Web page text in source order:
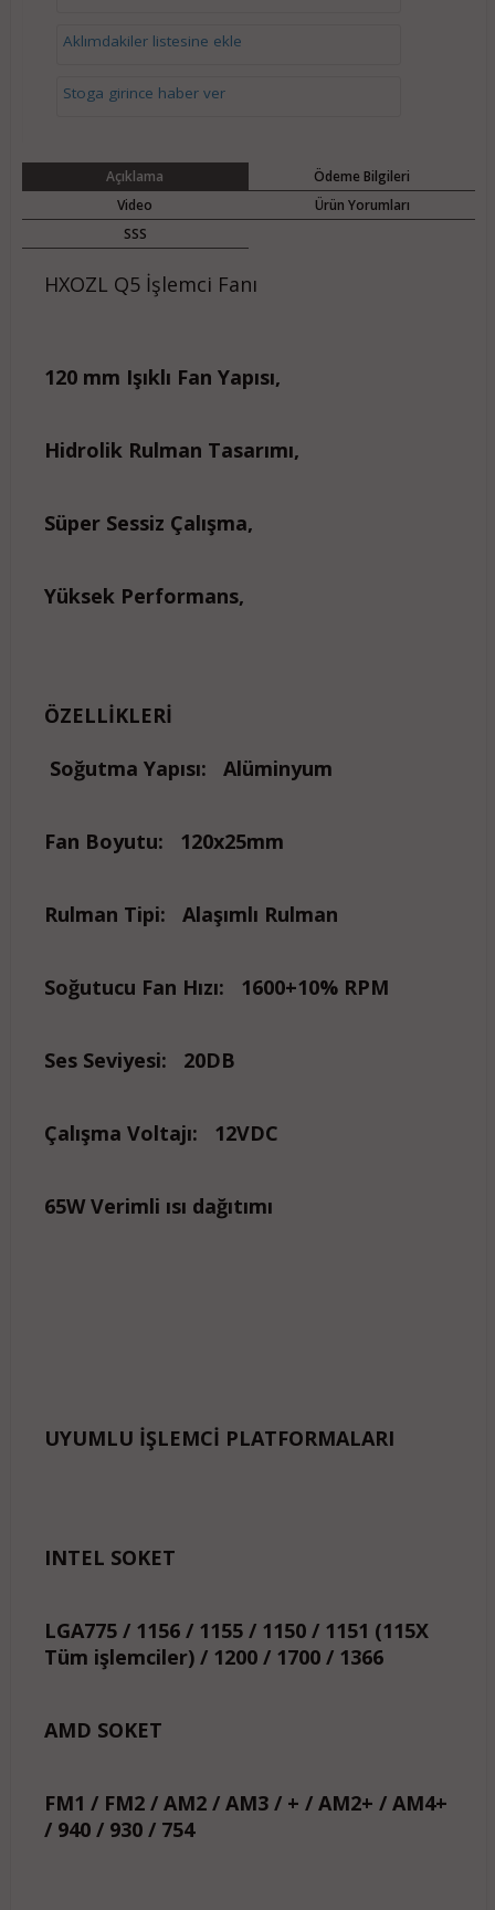
Aklımdakiler listesine ekle
Stoga girince haber ver
Açıklama
Ödeme Bilgileri
Video
Ürün Yorumları
SSS
HXOZL Q5 İşlemci Fanı
120 mm Işıklı Fan Yapısı,
Hidrolik Rulman Tasarımı,
Süper Sessiz Çalışma,
Yüksek Performans,
ÖZELLİKLERİ
Soğutma Yapısı:
Alüminyum
Fan Boyutu: 120x25mm
Rulman Tipi: Alaşımlı Rulman
Soğutucu Fan Hızı: 1600+10% RPM
Ses Seviyesi: 20DB
Çalışma Voltajı: 12VDC
65W Verimli ısı dağıtımı
UYUMLU İŞLEMCİ PLATFORMALARI
INTEL SOKET
LGA775 / 1156 / 1155 / 1150 / 1151 (115X
Tüm işlemciler) / 1200 / 1700 / 1366
AMD SOKET
FM1 / FM2 / AM2 / AM3 / + / AM2+ / AM4+
/ 940 / 930 / 754